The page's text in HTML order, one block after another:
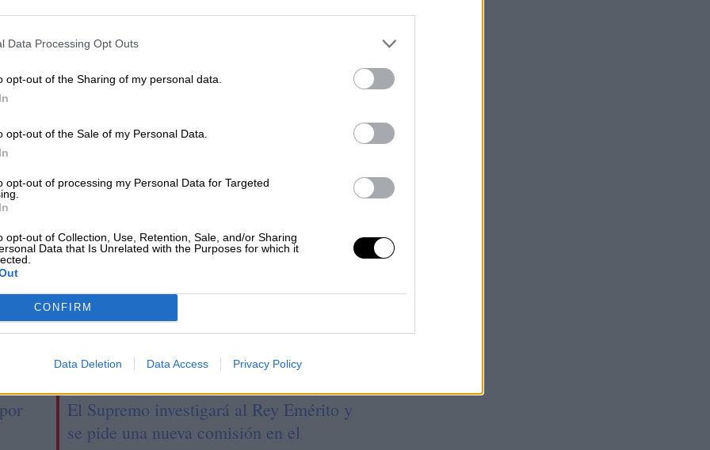
Data Processing Opt Outs
opt-out of the Sharing of my personal data.
opt-out of the Sale of my Personal Data.
opt-out of processing my Personal Data for Targeted
opt-out of Collection, Use, Retention, Sale, and/or Sharing
Data that Is Unrelated with the Purposes for which it
CONFIRM
Data Deletion Data Access Privacy Policy
de Política
destaca la
y el
como los
esfuerzos de
durante el
La edición 93 de los
El Supremo investigará al Rey Emérito y
se pide una nueva comisión en el